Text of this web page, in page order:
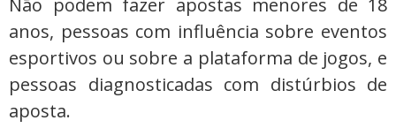
Não podem fazer apostas menores de 18
anos, pessoas com influência sobre eventos
esportivos ou sobre a plataforma de jogos, e
pessoas diagnosticadas com distúrbios de
aposta.